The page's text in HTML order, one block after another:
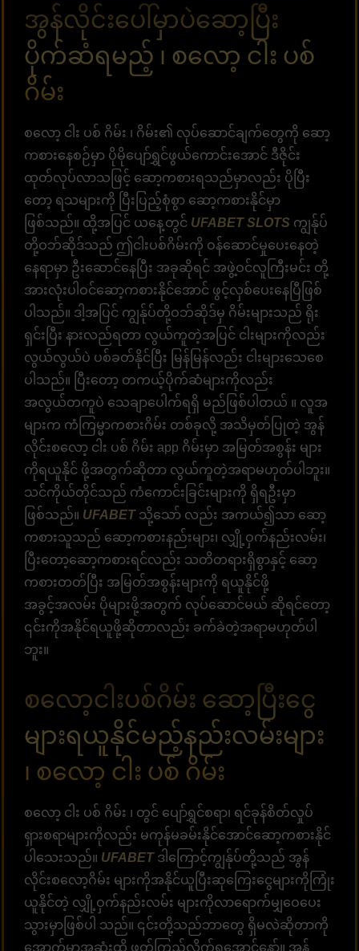
အွန်လိုင်းပေါ်မှာပဲဆော့ပြီး
ပိုက်ဆံရမည့် ၊ စလော့ ငါး ပစ်
ဂိမ်း
စလော့ ငါး ပစ် ဂိမ်း ၊ ဂိမ်း၏ လုပ်ဆောင်ချက်တွေကို ဆော့
ကစားနေစဉ်မှာ ပိုမိုပျော်ရွှင်ဖွယ်ကောင်းအောင် ဒီဇိုင်း
ထုတ်လုပ်လာသဖြင့် ဆော့ကစားရသည်မှာလည်း ပိုပြီး
တော့ ရသများကို ပြီးပြည့်စုံစွာ ဆော့ကစားနိုင်မှာ
ဖြစ်သည်။ ထို့အပြင် ယနေ့တွင် UFABET SLOTS ကျွန်ုပ်
တို့ဝဘ်ဆိုဒ်သည် ဤငါးပစ်ဂိမ်းကို ဝန်ဆောင်မှုပေးနေတဲ့
နေရာမှာ ဦးဆောင်နေပြီး အခုဆိုရင် အဖွဲ့ဝင်လူကြီးမင်း တို့
အားလုံးပါဝင်ဆော့ကစားနိုင်အောင် ဖွင့်လှစ်ပေးနေပြီဖြစ်
ပါသည်။ ဒါ့အပြင် ကျွန်ုပ်တို့ဝဘ်ဆိုဒ်မှ ဂိမ်းများသည် ရိုး
ရှင်းပြီး နားလည်ရတာ လွယ်ကူတဲ့အပြင် ငါးများကိုလည်း
လွယ်လွယ်ပဲ ပစ်ခတ်နိုင်ပြီး မြန်မြန်လည်း ငါးများသေစေ
ပါသည်။ ပြီးတော့ တကယ့်ပိုက်ဆံများကိုလည်း
အလွယ်တကူပဲ သေချာပေါက်ရရှိ မည်ဖြစ်ပါတယ် ။ လူအ
များက ကံကြမ္မာကစားဂိမ်း တစ်ခုလို့ အသိမှတ်ပြုတဲ့ အွန်
လိုင်းစလော့ ငါး ပစ် ဂိမ်း app ဂိမ်းမှာ အမြတ်အစွန်း များ
ကိုရယူနိုင် ဖို့အတွက်ဆိုတာ လွယ်ကူတဲ့အရာမဟုတ်ပါဘူး။
သင်ကိုယ်တိုင်သည် ကံကောင်းခြင်းများကို ရှိရဦးမှာ
ဖြစ်သည်။ UFABETသို့သော် လည်း အကယ်၍သာ ဆော့
ကစားသူသည် ဆော့ကစားနည်းများ၊ လျှို့ဝှက်နည်းလမ်း၊
ပြီးတော့ဆော့ကစားရင်လည်း သတိတရားရှိစွာနှင့် ဆော့
ကစားတတ်ပြီး အမြတ်အစွန်းများကို ရယူနိုင်ဖို့
အခွင့်အလမ်း ပိုများဖို့အတွက် လုပ်ဆောင်မယ် ဆိုရင်တော့
၎င်းကိုအနိုင်ရယူဖို့ဆိုတာလည်း ခက်ခဲတဲ့အရာမဟုတ်ပါ
ဘူး။
စလော့ငါးပစ်ဂိမ်း ဆော့ပြီးငွေ
များရယူနိုင်မည့်နည်းလမ်းများ
၊ စလော့ ငါး ပစ် ဂိမ်း
စလော့ ငါး ပစ် ဂိမ်း ၊ တွင် ပျော်ရွှင်စရာ၊ ရင်ခုန်စိတ်လှုပ်
ရှားစရာများကိုလည်း မကုန်မခမ်းနိုင်အောင်ဆော့ကစားနိုင်
ပါသေးသည်။ UFABETဒါကြောင့်ကျွန်ုပ်တို့သည် အွန်
လိုင်းစလော့ဂိမ်း များကိုအနိုင်ယူပြီးဆုကြေးငွေများကိုကြုံး
ယူနိုင်တဲ့ လျှို့ဝှက်နည်းလမ်း များကိုလာရောက်မျှဝေပေး
သွားမှာဖြစ်ပါ သည်။ ၎င်းတို့သည်ဘာတွေ ရှိမလဲဆိုတာကို
အောက်မှာအဆုံးထိ ဖတ်ကြည့်လိုက်ရအောင်နော်။ အွန်